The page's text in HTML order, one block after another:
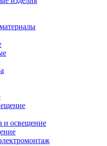
и освещение